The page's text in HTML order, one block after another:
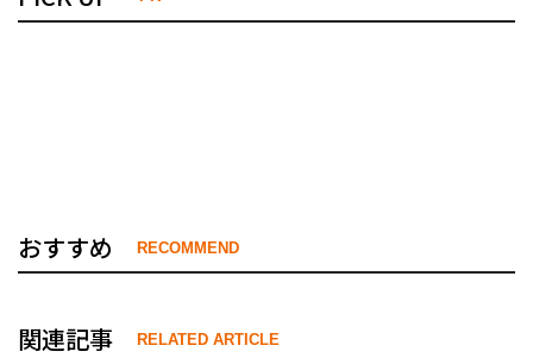
おすすめ RECOMMEND
関連記事 RELATED ARTICLE